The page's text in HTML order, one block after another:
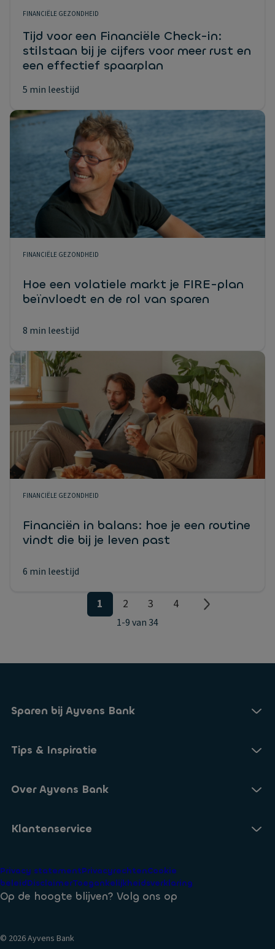
FINANCIËLE GEZONDHEID
Tijd voor een Financiële Check-in:
stilstaan bij je cijfers voor meer rust en
een effectief spaarplan
5 min leestijd
FINANCIËLE GEZONDHEID
Hoe een volatiele markt je FIRE-plan
beïnvloedt en de rol van sparen
8 min leestijd
FINANCIËLE GEZONDHEID
Financiën in balans: hoe je een routine
vindt die bij je leven past
6 min leestijd
1 2 3 4
1-9van 34
Sparen bij Ayvens Bank
Onze Online Spaarrekening
Onze Sparen App
Actuele rentestanden
Tips & Inspiratie
Blogs
Aanmelden nieuwsbrief
Over Ayvens Bank
Over ons
Voorwaarden
Klantenservice
Veelgestelde vragen
Identificatie bij Ayvens Bank
Privacy statementPrivacyrechtenCookie
beleidDisclaimerToegankelijkheidsverklaring
Op de hoogte blijven? Volg ons op
© 2026 Ayvens Bank